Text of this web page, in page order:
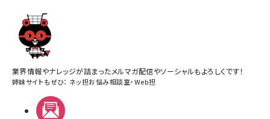
業界情報やナレッジが詰まったメルマガ配信やソーシャルもよろしくです！
姉妹サイトもぜひ： ネッ担お悩み相談室・Web担